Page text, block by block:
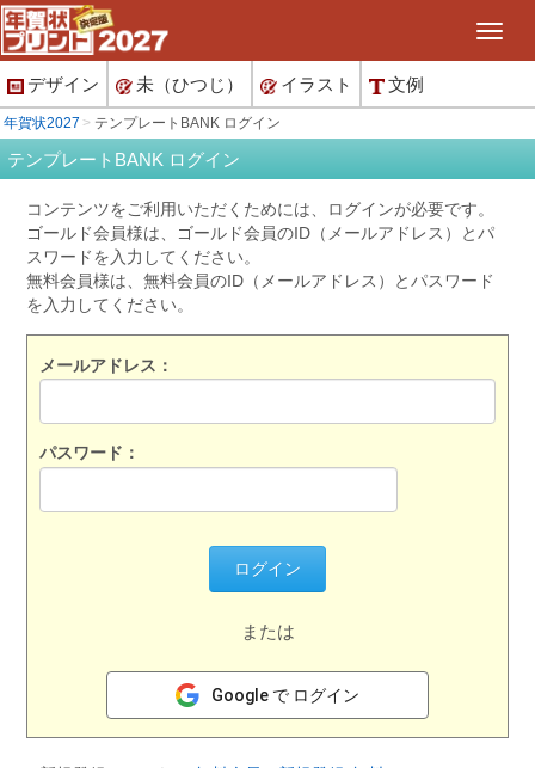
デザイン 未（ひつじ） イラスト 文例
年賀状2027 テンプレートBANK ログイン
テンプレートBANK ログイン
コンテンツをご利用いただくためには、ログインが必要です。
ゴールド会員様は、ゴールド会員のID（メールアドレス）とパ
スワードを入力してください。
無料会員様は、無料会員のID（メールアドレス）とパスワード
を入力してください。
メールアドレス：
パスワード：
または
Google で ログイン